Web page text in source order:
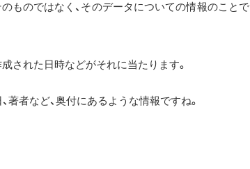
のものではなく、そのデータについての情報のことで
された日時などがそれに当たります。
著者など、奥付にあるような情報ですね。